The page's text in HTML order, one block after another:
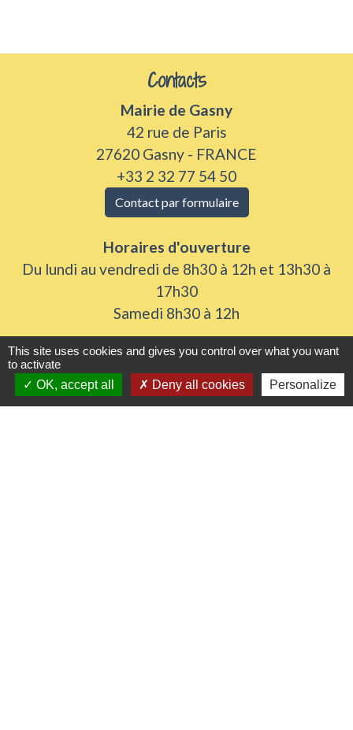
Contacts
Mairie de Gasny
42 rue de Paris
27620 Gasny - FRANCE
+33 2 32 77 54 50
Contact par formulaire
Horaires d'ouverture
Du lundi au vendredi de 8h30 à 12h et 13h30 à
17h30
Samedi 8h30 à 12h
This site uses cookies and gives you control over what you want
to activate
OK, accept all
Deny all cookies Personalize